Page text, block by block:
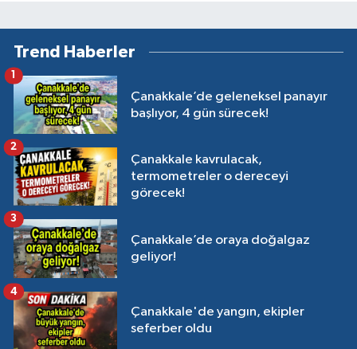
Trend Haberler
Çanakkale’de geleneksel panayır
başlıyor, 4 gün sürecek!
Çanakkale kavrulacak,
termometreler o dereceyi
görecek!
2
Çanakkale’de oraya doğalgaz
geliyor!
3
Çanakkale'de yangın, ekipler
seferber oldu
4